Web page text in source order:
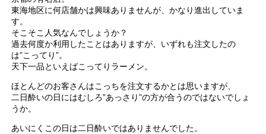
東海地区に何店舗かは興味ありませんが、かなり進出していま
す。
そこそこ人気なんでしょうか？
過去何度か利用したことはありますが、いずれも注文したの
は”こってり”。
天下一品といえばこってりラーメン。
ほとんどのお客さんはこっちを注文するかとは思いますが、
二日酔いの日にはむしろ”あっさり”の方が合うのではないでしょ
うか。
あいにくこの日は二日酔いではありませんでした。